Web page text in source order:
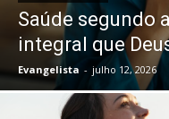
Saúde segundo
integral que
Evangelista - julho 12, 2026